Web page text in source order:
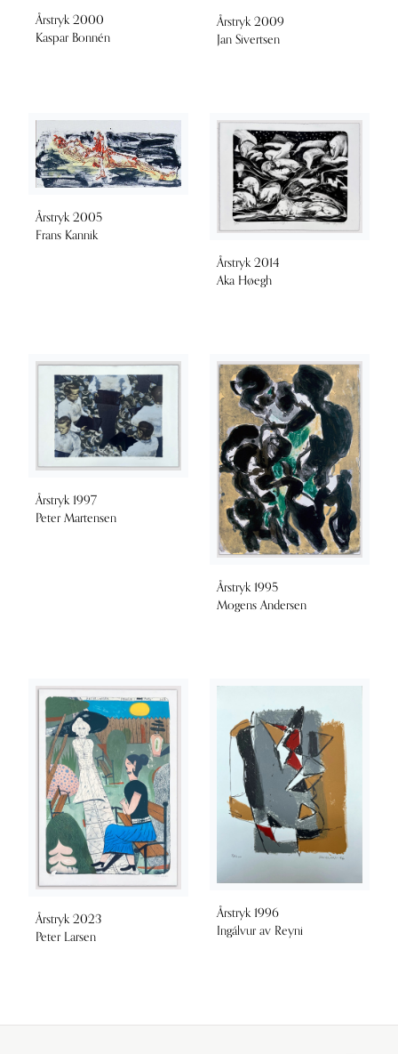
Årstryk 2000
Kaspar Bonnén
Årstryk 2009
Jan Sivertsen
Årstryk 2005
Frans Kannik
Årstryk 2014
Aka Høegh
Årstryk 1997
Peter Martensen
Årstryk 1995
Mogens Andersen
Årstryk 2023
Peter Larsen
Årstryk 1996
Ingálvur av Reyni